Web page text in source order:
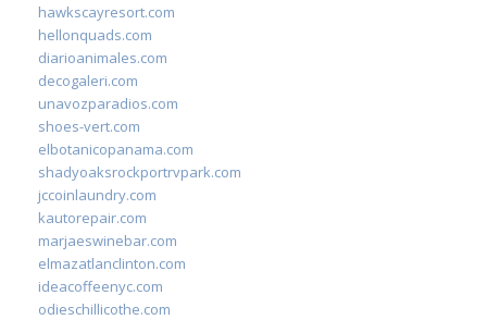
hawkscayresort.com
hellonquads.com
diarioanimales.com
decogaleri.com
unavozparadios.com
shoes-vert.com
elbotanicopanama.com
shadyoaksrockportrvpark.com
jccoinlaundry.com
kautorepair.com
marjaeswinebar.com
elmazatlanclinton.com
ideacoffeenyc.com
odieschillicothe.com